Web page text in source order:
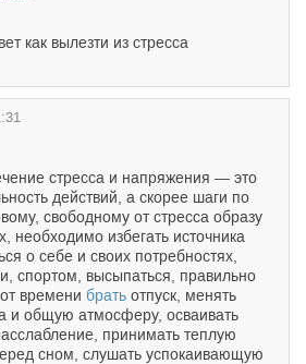
как вылезти из стресса
стресса и напряжения — это
действий, а скорее шаги по
свободному от стресса образу
необходимо избегать источника
о себе и своих потребностях,
спортом, высыпаться, правильно
времени брать отпуск, менять
и общую атмосферу, осваивать
принимать теплую
сном, слушать успокаивающую